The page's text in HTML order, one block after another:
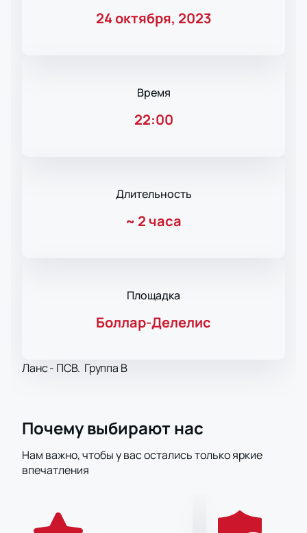
24 октября, 2023
Время
22:00
Длительность
~ 2 часа
Площадка
Боллар-Делелис
Ланс - ПСВ. Группа B
Почему выбирают нас
Нам важно, чтобы у вас остались только яркие
впечатления